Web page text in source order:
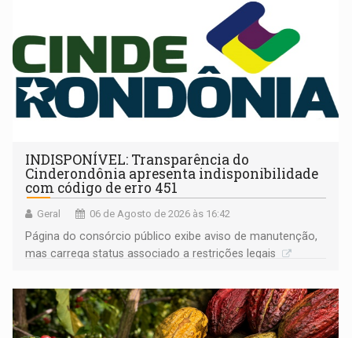
INDISPONÍVEL: Transparência do
Cinderondônia apresenta indisponibilidade
com código de erro 451
Geral 06 de Agosto de 2026 às 16:42
Página do consórcio público exibe aviso de manutenção,
mas carrega status associado a restrições legais